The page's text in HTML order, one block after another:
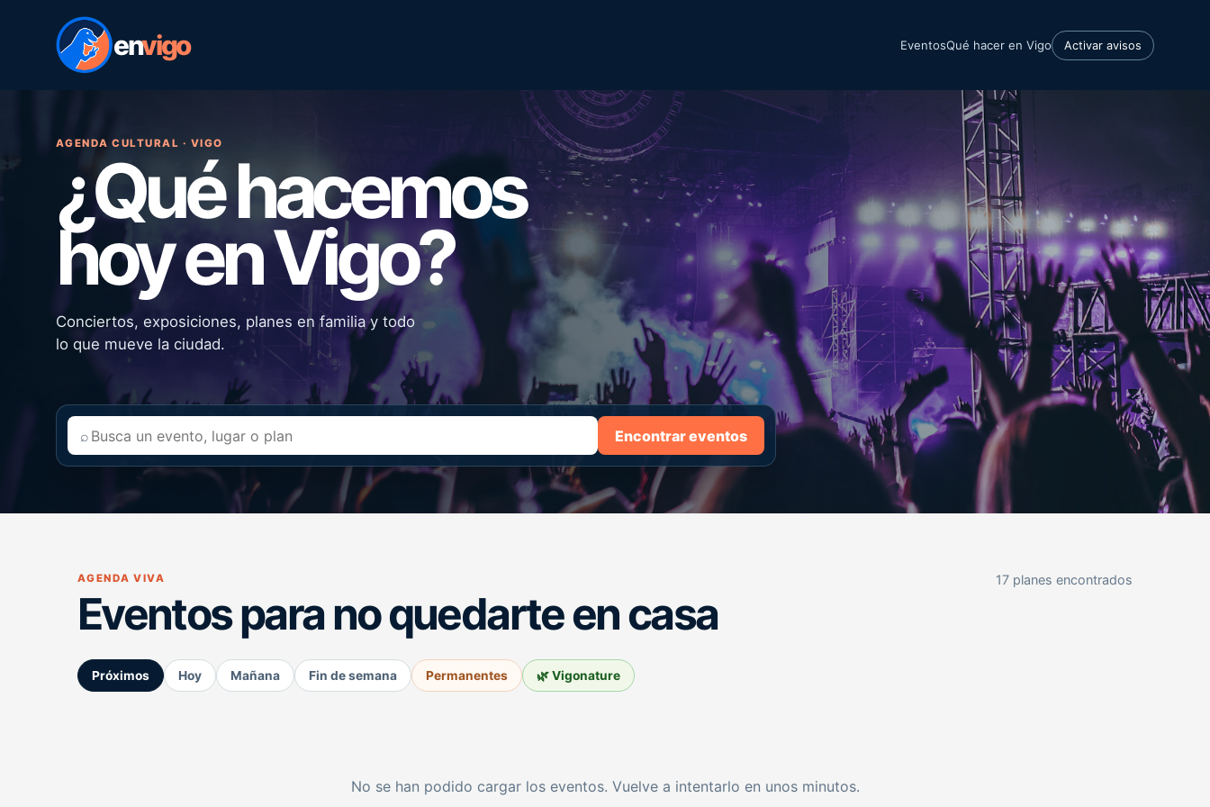
envigo EventosQué hacer en Vigo Activar avisos
AGENDA CULTURAL · VIGO
¿Qué hacemos
hoy en Vigo?
Conciertos, exposiciones, planes en familia y todo
lo que mueve la ciudad.
⌕ Encontrar eventos
AGENDA VIVA
Eventos para no quedarte en casa
17 planes encontrados
Próximos Hoy Mañana Fin de semana Permanentes 🌿 Vigonature
No se han podido cargar los eventos. Vuelve a intentarlo en unos minutos.